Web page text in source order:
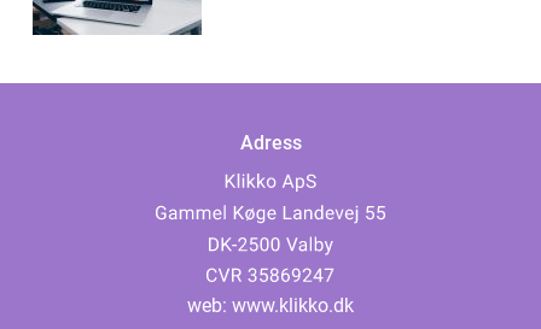
Adress
web: www.klikko.dk